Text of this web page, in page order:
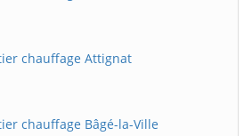
chauffage Attignat
chauffage Bâgé-la-Ville